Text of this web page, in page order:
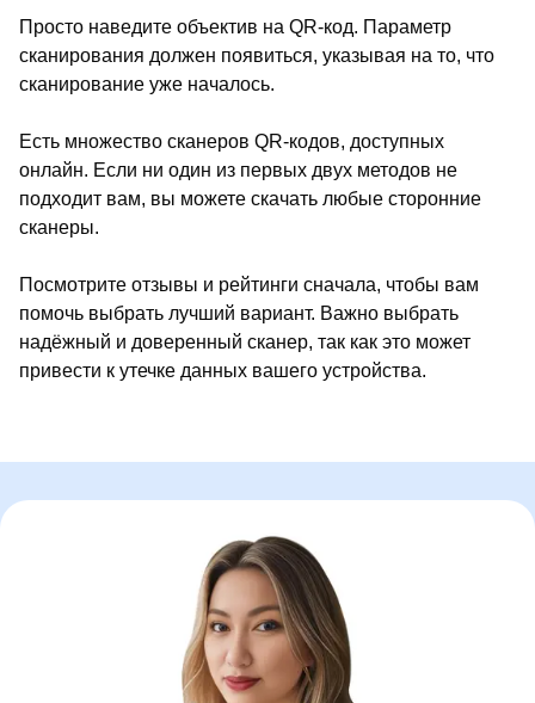
Просто наведите объектив на QR-код. Параметр
сканирования должен появиться, указывая на то, что
сканирование уже началось.
Есть множество сканеров QR-кодов, доступных
онлайн. Если ни один из первых двух методов не
подходит вам, вы можете скачать любые сторонние
сканеры.
Посмотрите отзывы и рейтинги сначала, чтобы вам
помочь выбрать лучший вариант. Важно выбрать
надёжный и доверенный сканер, так как это может
привести к утечке данных вашего устройства.